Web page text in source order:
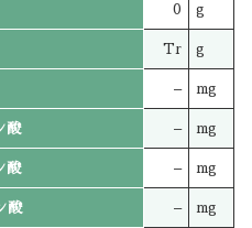
0 g
Tr g
– mg
酸 – mg
酸 – mg
酸 – mg